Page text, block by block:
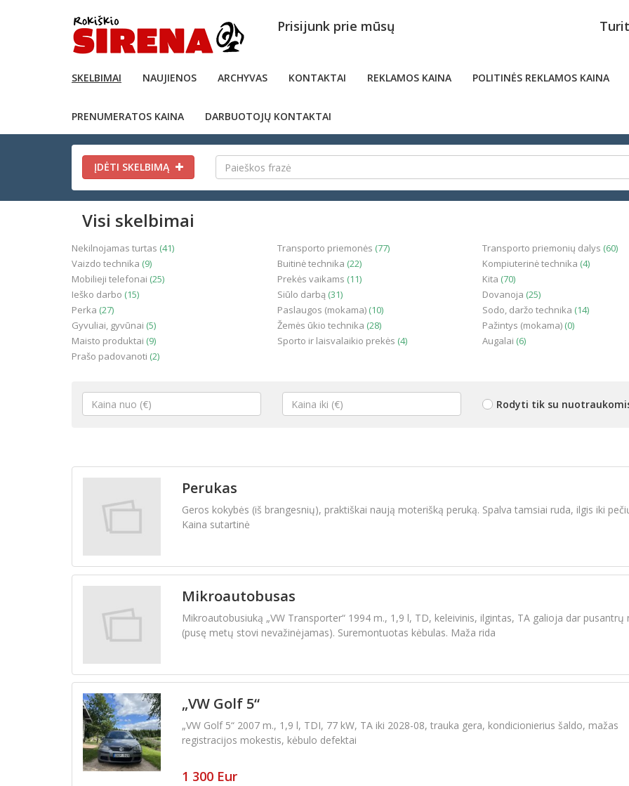
Prisijunk prie mūsų
SKELBIMAI NAUJIENOS ARCHYVAS KONTAKTAI REKLAMOS KAINA POLITINĖS REKLAMOS KAINA
PRENUMERATOS KAINA DARBUOTOJŲ KONTAKTAI
ĮDĖTI SKELBIMĄ
Visi skelbimai
Nekilnojamas turtas (41) Transporto priemonės (77) Transporto priemonių dalys (60)
Vaizdo technika (9) Buitinė technika (22) Kompiuterinė technika (4)
Mobilieji telefonai (25) Prekės vaikams (11) Kita (70)
Ieško darbo (15) Siūlo darbą (31) Dovanoja (25)
Perka (27) Paslaugos (mokama) (10) Sodo, daržo technika (14)
Gyvuliai, gyvūnai (5) Žemės ūkio technika (28) Pažintys (mokama) (0)
Maisto produktai (9) Sporto ir laisvalaikio prekės (4) Augalai (6)
Prašo padovanoti (2)
Rodyti tik su
Perukas
Geros kokybės (iš brangesnių), praktiškai naują moterišką peruką. Spalva tamsiai ruda, ilgis iki
Kaina sutartinė
Mikroautobusas
Mikroautobusiuką „VW Transporter“ 1994 m., 1,9 l, TD, keleivinis, ilgintas, TA galioja dar pusantrų
(pusę metų stovi nevažinėjamas). Suremontuotas kėbulas. Maža rida
„VW Golf 5“
„VW Golf 5“ 2007 m., 1,9 l, TDI, 77 kW, TA iki 2028-08, trauka gera, kondicionierius šaldo, mažas
registracijos mokestis, kėbulo defektai
1 300 Eur